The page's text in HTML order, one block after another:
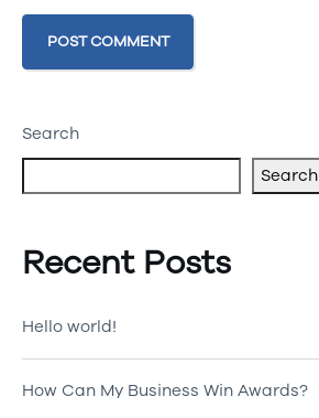
Search
Search
Recent Posts
Hello world!
How Can My Business Win Awards?